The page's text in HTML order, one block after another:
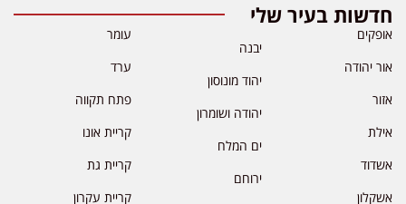
חדשות בעיר שלי
אופקים
אור יהודה
אזור
אילת
אשדוד
אשקלון
יבנה
יהוד מונוסון
יהודה ושומרון
ים המלח
ירוחם
עומר
ערד
פתח תקווה
קריית אונו
קריית גת
קריית עקרון